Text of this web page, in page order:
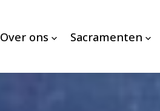
Over ons Sacramenten